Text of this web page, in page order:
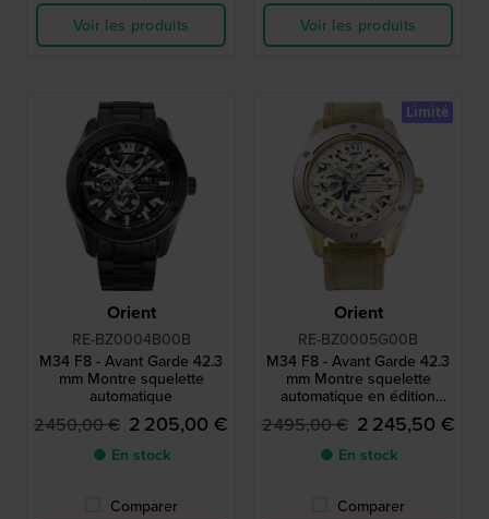
Voir les produits
Voir les produits
Orient
RE-BZ0004B00B
M34 F8 - Avant Garde 42.3
mm Montre squelette
automatique
2 450,00 € 2 205,00 €
● En stock
Comparer
Orient
RE-BZ0005G00B
M34 F8 - Avant Garde 42.3
mm Montre squelette
automatique en édition
limitée
2 495,00 € 2 245,50 €
● En stock
Comparer
Limité